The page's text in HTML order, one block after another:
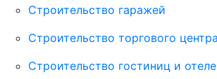
Строительство гаражей
Строительство торгового центра
Строительство гостиниц и